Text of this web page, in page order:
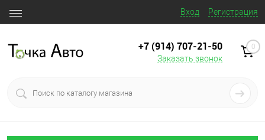
Вход Регистрация
+7 (914) 707‒21‒50
Заказать звонок
0